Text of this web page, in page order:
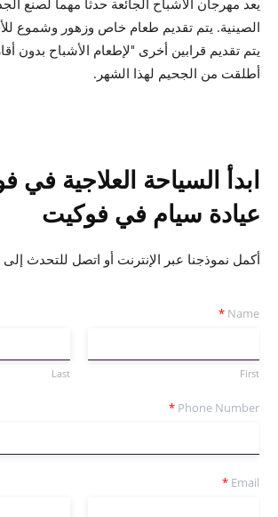
الصينية. يتم تقديم طعام خاص وزهور وشموع
يتم تقديم قرابين أخرى "لإطعام الأشباح بدون
أطلقت من الجحيم لهذا الشهر.
ابدأ السياحة العلاجية في
عيادة سيام في فوكيت
أكمل نموذجنا عبر الإنترنت أو اتصل للتحدث إلى
Name
*
First
Last
Phone Number
*
Email
*